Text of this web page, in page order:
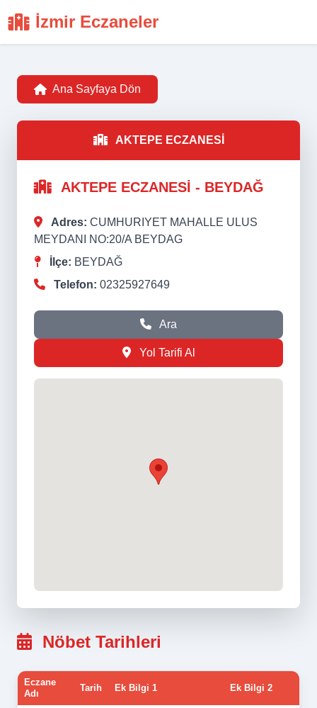
İzmir Eczaneler
Ana Sayfaya Dön
AKTEPE ECZANESİ
AKTEPE ECZANESİ - BEYDAĞ
Adres: CUMHURIYET MAHALLE ULUS
MEYDANI NO:20/A BEYDAG
İlçe: BEYDAĞ
Telefon: 02325927649
Ara
Yol Tarifi Al
Nöbet Tarihleri
Eczane
Adı
Tarih Ek Bilgi 1 Ek Bilgi 2